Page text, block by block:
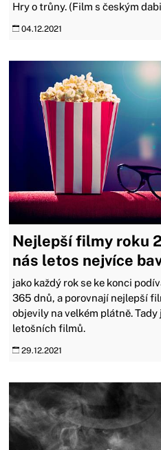
Hry o trůny. (Film s českým
04.12.2021
Nejlepší filmy roku
nás letos nejvíce
jako každý rok se ke konci
365 dnů, a porovnají nejlepší
objevily na velkém plátně.
letošních filmů.
29.12.2021